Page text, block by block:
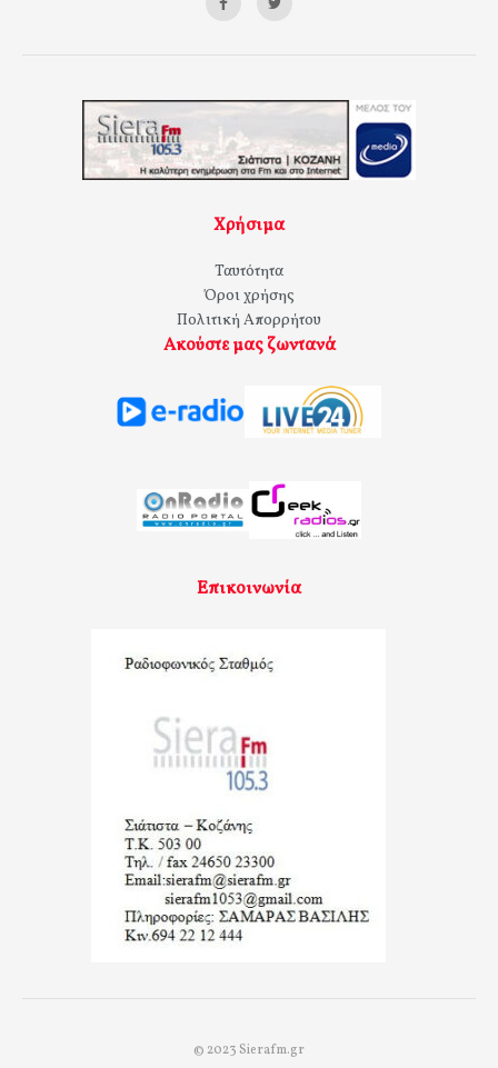
Χρήσιμα
Ταυτότητα
Όροι χρήσης
Πολιτική Απορρήτου
Ακούστε μας ζωντανά
Επικοινωνία
© 2023 Sierafm.gr